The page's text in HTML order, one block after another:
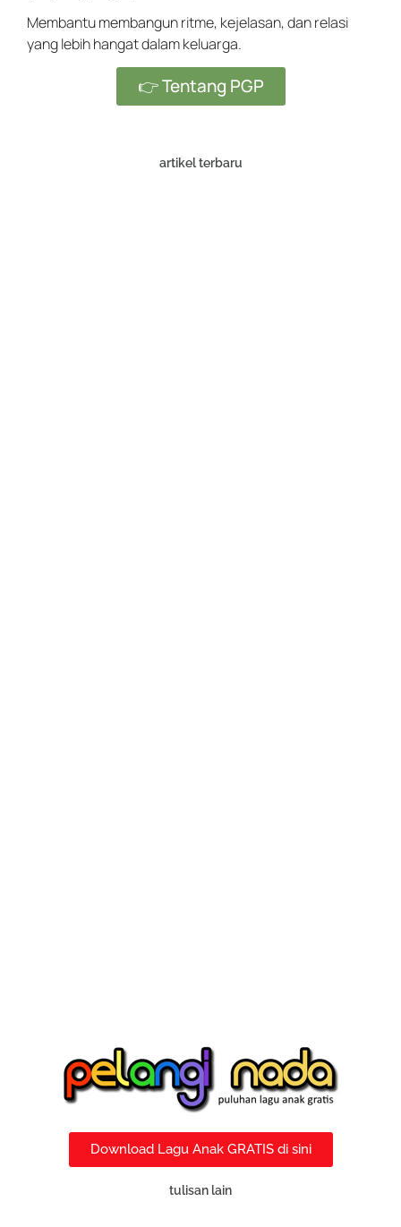
Membantu membangun ritme, kejelasan, dan relasi
yang lebih hangat dalam keluarga.
👉 Tentang PGP
artikel terbaru
Download Lagu Anak GRATIS di sini
tulisan lain